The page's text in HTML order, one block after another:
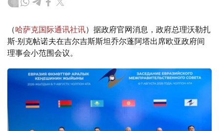
（哈萨克国际通讯社讯）据政府官网消息，政府总理沃勒扎
斯·别克帖诺夫在吉尔吉斯斯坦乔尔蓬阿塔出席欧亚政府间
理事会小范围会议。